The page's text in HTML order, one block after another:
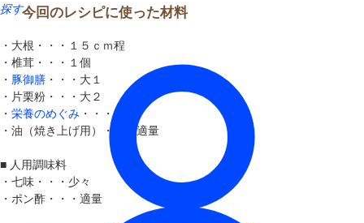
探す今回のレシピに使った材料
・大根・・・１５ｃｍ程
・椎茸・・・１個
・ 豚御膳 ・・・大１
・片栗粉・・・大２
・ 栄養のめぐみ ・・・小２
・油（焼き上げ用）・・・適量
■ 人用調味料
・七味・・・少々
・ポン酢・・・適量